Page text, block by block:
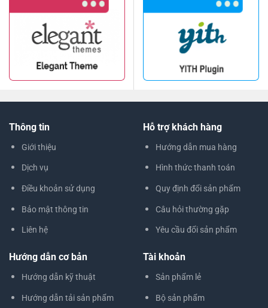
Thông tin
Giới thiệu
Dịch vụ
Điều khoản sử dụng
Bảo mật thông tin
Liên hệ
Hỗ trợ khách hàng
Hướng dẫn mua hàng
Hình thức thanh toán
Quy định đổi sản phẩm
Câu hỏi thường gặp
Yêu cầu đổi sản phẩm
Hướng dẫn cơ bản
Hướng dẫn kỹ thuật
Hướng dẫn tải sản phẩm
Tài khoản
Sản phẩm lẻ
Bộ sản phẩm